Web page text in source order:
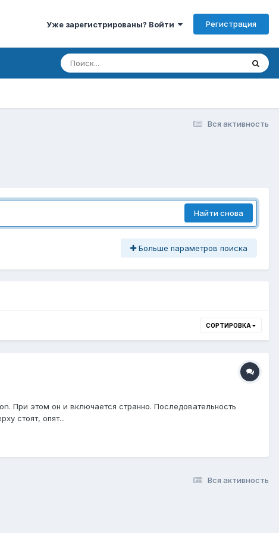
Уже зарегистрированы? Войти Регистрация
Вся активность
Найти снова
Больше параметров поиска
СОРТИРОВКА
При этом он и включается странно. Последовательность
стоят, опят...
Вся активность